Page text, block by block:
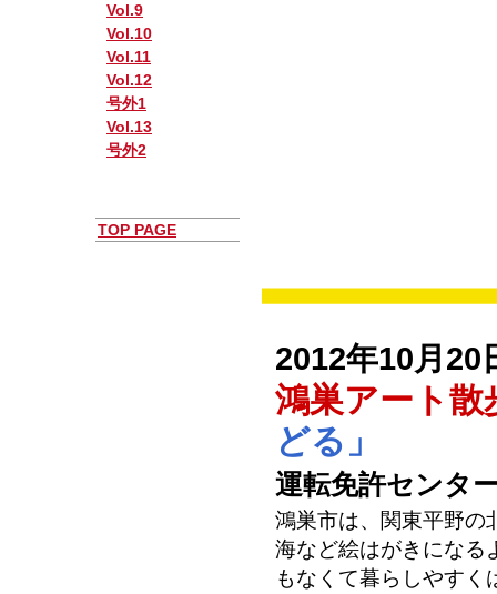
Vol.9
Vol.10
Vol.11
Vol.12
号外1
Vol.13
号外2
TOP PAGE
2012年10月20
鴻巣アート散
どる」
運転免許センタ
鴻巣市は、関東平野の
海など絵はがきになる
もなくて暮らしやすく